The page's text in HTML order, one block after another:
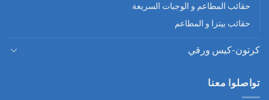
حقائب المطاعم و الوجبات السريعة
حقائب بيتزا و المطاعم
كرتون-كيس ورقي
تواصلوا معنا